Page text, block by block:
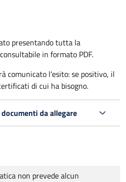
presentando tutta la
in formato PDF.
comunicato l'esito: se positivo, il
di cui ha bisogno.
da allegare
non prevede alcun